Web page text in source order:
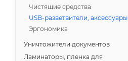
Чистящие средства
USB-разветвители, аксессуары
Эргономика
Уничтожители документов
Ламинаторы, пленка для